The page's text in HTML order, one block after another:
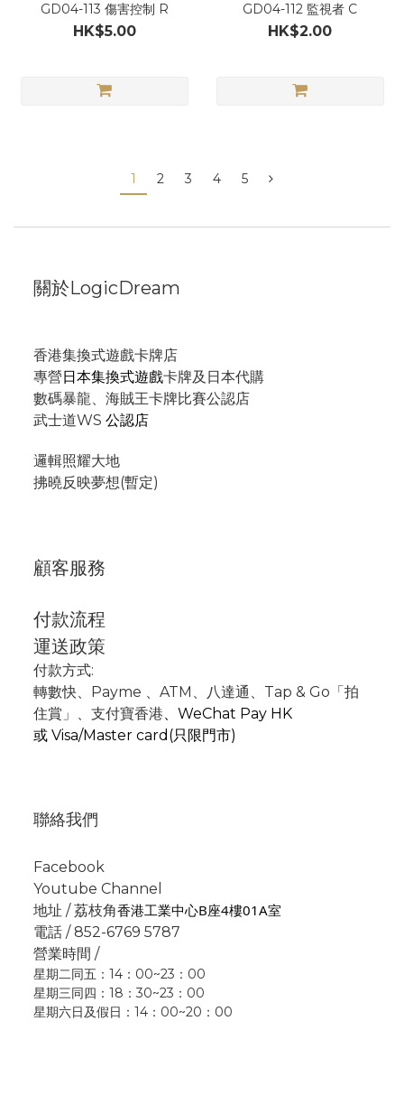
GD04-113 傷害控制 R
HK$5.00
GD04-112 監視者 C
HK$2.00
1 2 3 4 5
關於LogicDream
香港集換式遊戲卡牌店
專營日本集換式遊戲卡牌及日本代購
數碼暴龍、海賊王卡牌比賽公認店
武士道WS 公認店
邏輯照耀大地
拂曉反映夢想(暫定)
顧客服務
付款流程
運送政策
付款方式:
轉數快、Payme 、 ATM 、
八達通、Tap & Go「拍
住賞」 、支付寶香港、 WeChat Pay HK
或 Visa/Master card(只限門市)
聯絡我們
Facebook
Youtube Channel
地址 / 荔枝角香港工業中心B座4樓01A室
電話 / 852-6769 5787
營業時間 /
星期二同五：14：00~23：00
星期三同四：18：30~23：00
星期六日及假日：14：00~20：00